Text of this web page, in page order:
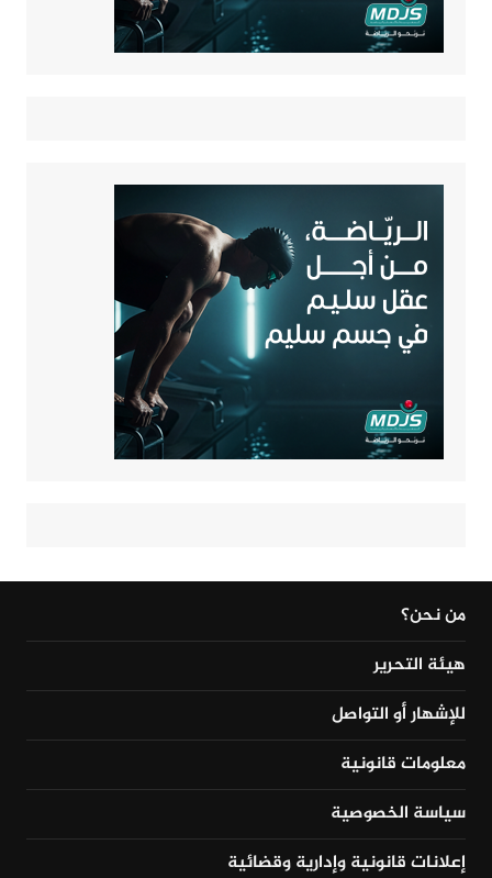
من نحن؟
هيئة التحرير
للإشهار أو التواصل
معلومات قانونية
سياسة الخصوصية
إعلانات قانونية وإدارية وقضائية